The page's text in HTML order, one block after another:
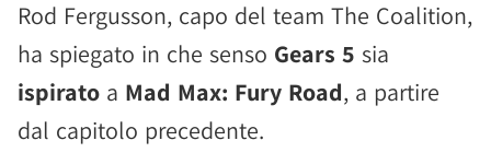
Rod Fergusson, capo del team The Coalition,
ha spiegato in che senso Gears 5 sia
ispirato a Mad Max: Fury Road, a partire
dal capitolo precedente.